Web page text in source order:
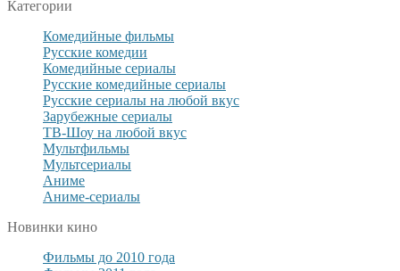
Категории
Комедийные фильмы
Русские комедии
Комедийные сериалы
Русские комедийные сериалы
Русские сериалы на любой вкус
Зарубежные сериалы
ТВ-Шоу на любой вкус
Мультфильмы
Мультсериалы
Аниме
Аниме-сериалы
Новинки кино
Фильмы до 2010 года